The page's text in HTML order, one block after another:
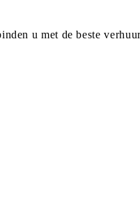
u met de beste